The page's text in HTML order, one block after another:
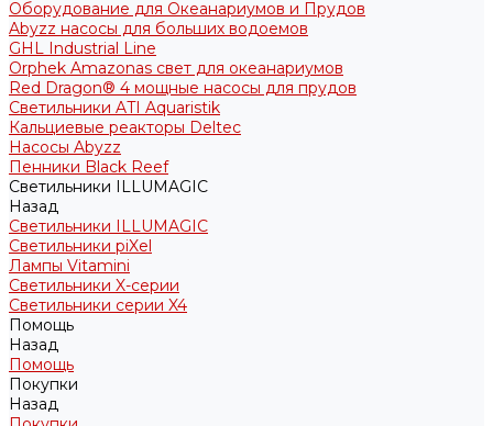
Оборудование для Океанариумов и Прудов
Abyzz насосы для больших водоемов
GHL Industrial Line
Orphek Amazonas свет для океанариумов
Red Dragon® 4 мощные насосы для прудов
Светильники ATI Aquaristik
Кальциевые реакторы Deltec
Насосы Abyzz
Пенники Black Reef
Светильники ILLUMAGIC
Назад
Светильники ILLUMAGIC
Светильники piXel
Лампы Vitamini
Светильники X-серии
Светильники серии X4
Помощь
Назад
Помощь
Покупки
Назад